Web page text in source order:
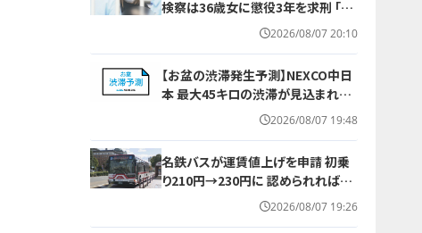
検察は36歳女に懲役3年を求刑 ｢遺
棄時に近くに居続けたこと自体が重
要な寄与｣ 女は｢黙秘します｣弁護側
2026/08/07 20:10
【お盆の渋滞発生予測】NEXCO中日
本 最大45キロの渋滞が見込まれる
区間も… 中央道・東名・新東名・東名
阪道・伊勢湾岸道・北陸道など 一覧
2026/08/07 19:48
名鉄バスが運賃値上げを申請 初乗
り210円→230円に 認められれば12
月から全路線で平均1割程度の値上
げへ 人件費増や燃料価格の高止ま
2026/08/07 19:26